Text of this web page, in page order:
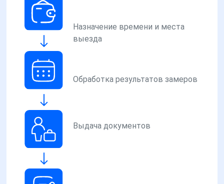
Назначение времени и места
выезда
Обработка результатов замеров
Выдача документов